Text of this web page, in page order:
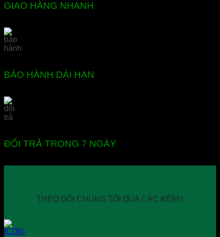
GIAO HÀNG NHANH
BẢO HÀNH DÀI HẠN
ĐỔI TRẢ TRONG 7 NGÀY
THEO DÕI CHÚNG TÔI QUA CÁC KÊNH